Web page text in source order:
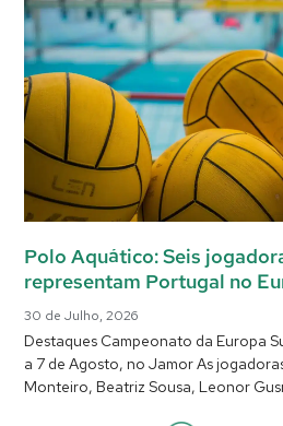
Polo Aquático: Seis
representam Portugal no
30 de Julho, 2026
Destaques Campeonato da Europa
a 7 de Agosto, no Jamor As
Monteiro, Beatriz Sousa, Leonor